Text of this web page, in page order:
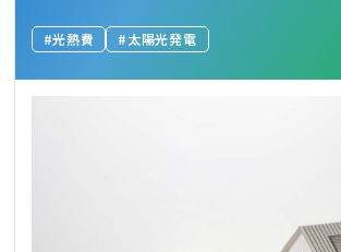
光熱費 太陽光発電